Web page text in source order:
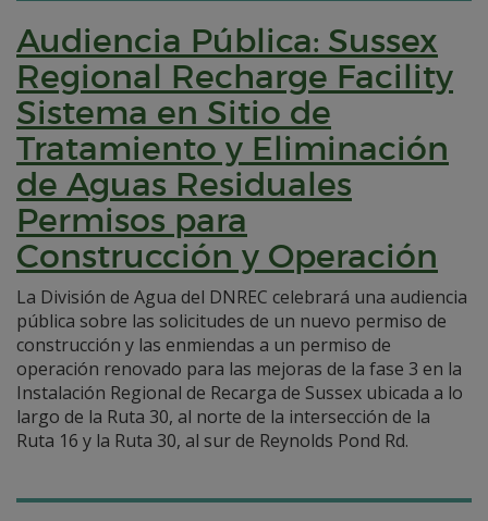
Audiencia Pública: Sussex
Regional Recharge Facility
Sistema en Sitio de
Tratamiento y Eliminación
de Aguas Residuales
Permisos para
Construcción y Operación
La División de Agua del DNREC celebrará una audiencia
pública sobre las solicitudes de un nuevo permiso de
construcción y las enmiendas a un permiso de
operación renovado para las mejoras de la fase 3 en la
Instalación Regional de Recarga de Sussex ubicada a lo
largo de la Ruta 30, al norte de la intersección de la
Ruta 16 y la Ruta 30, al sur de Reynolds Pond Rd.